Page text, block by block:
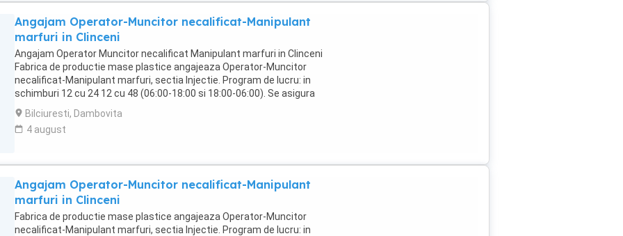
Angajam Operator-Muncitor necalificat-Manipulant
marfuri in Clinceni
Angajam Operator Muncitor necalificat Manipulant marfuri in Clinceni
Fabrica de productie mase plastice angajeaza Operator-Muncitor
necalificat-Manipulant marfuri, sectia Injectie. Program de lucru: in
schimburi 12 cu 24 12 cu 48 (06:00-18:00 si 18:00-06:00). Se asigura
transport pe ruta: Bilciuresti, Cojasca, Catunu, Bujoreanca, Butimanu,
Lucianca. Detalii la: 0737.466.725
Bilciuresti, Dambovita
4 august
Angajam Operator-Muncitor necalificat-Manipulant
marfuri in Clinceni
Fabrica de productie mase plastice angajeaza Operator-Muncitor
necalificat-Manipulant marfuri, sectia Injectie. Program de lucru: in